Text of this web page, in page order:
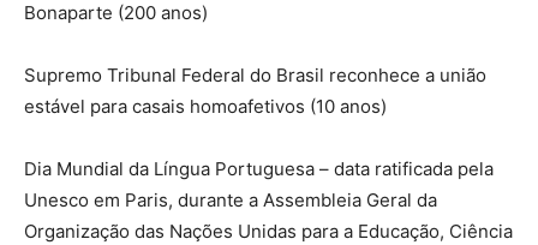
Bonaparte (200 anos)
Supremo Tribunal Federal do Brasil reconhece a união
estável para casais homoafetivos (10 anos)
Dia Mundial da Língua Portuguesa – data ratificada pela
Unesco em Paris, durante a Assembleia Geral da
Organização das Nações Unidas para a Educação, Ciência